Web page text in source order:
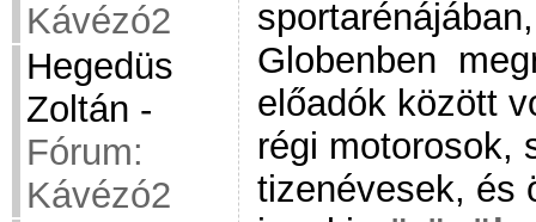
Kávézó2
Hegedüs
Zoltán -
Fórum:
Kávézó2
Globenben
előadók között
régi motorosok,
tizenévesek, és